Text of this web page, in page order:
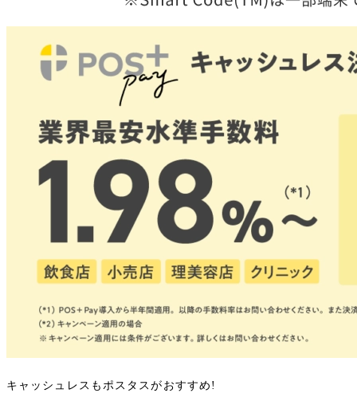
キャッシュレスもポスタスがおすすめ!